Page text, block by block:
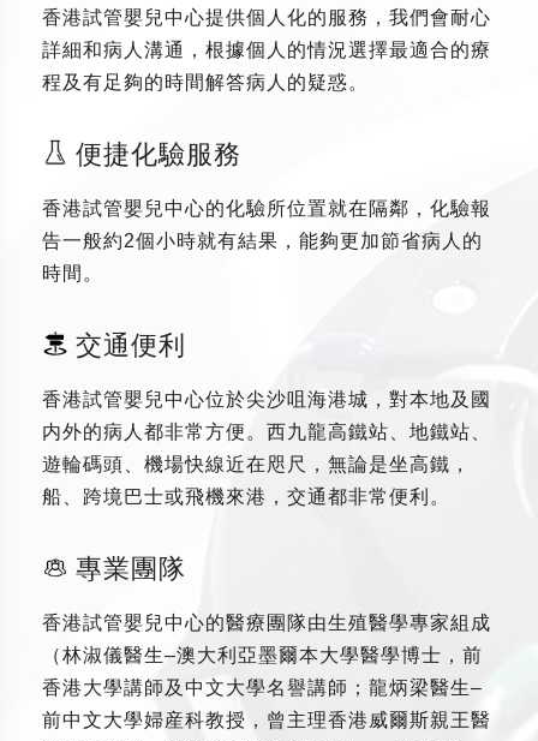
香港試管嬰兒中心提供個人化的服務，我們會耐心
詳細和病人溝通，根據個人的情況選擇最適合的療
程及有足夠的時間解答病人的疑惑。
便捷化驗服務
香港試管嬰兒中心的化驗所位置就在隔鄰，化驗報
告一般約2個小時就有結果，能夠更加節省病人的
時間。
交通便利
香港試管嬰兒中心位於尖沙咀海港城，對本地及國
内外的病人都非常方便。西九龍高鐵站、地鐵站、
遊輪碼頭、機場快線近在咫尺，無論是坐高鐵，
船、跨境巴士或飛機來港，交通都非常便利。
專業團隊
香港試管嬰兒中心的醫療團隊由生殖醫學專家組成
（林淑儀醫生–澳大利亞墨爾本大學醫學博士，前
香港大學講師及中文大學名譽講師；龍炳梁醫生–
前中文大學婦産科教授，曾主理香港威爾斯親王醫